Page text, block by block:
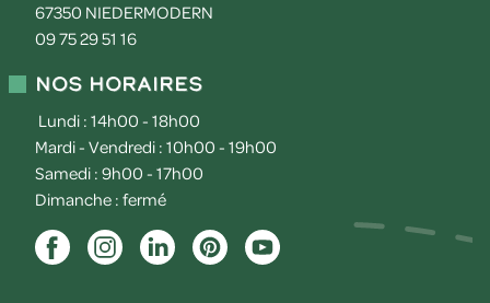
67350 NIEDERMODERN
09 75 29 51 16
Nos horaires
Lundi : 14h00 - 18h00
Mardi - Vendredi : 10h00 - 19h00
Samedi : 9h00 - 17h00
Dimanche : fermé